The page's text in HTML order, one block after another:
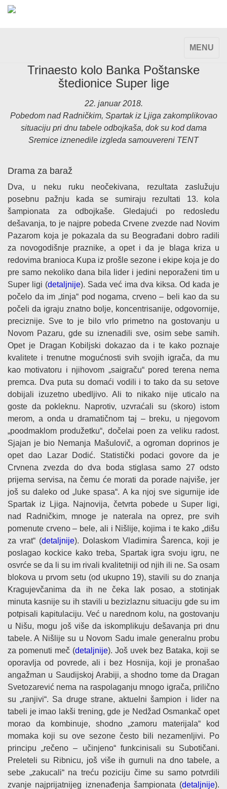
TOGGLE
MENU
Trinaesto kolo Banka Poštanske
štedionice Super lige
22. januar 2018.
Pobedom nad Radničkim, Spartak iz Ljiga zakomplikovao
situaciju pri dnu tabele odbojkaša, dok su kod dama
Sremice iznenedile izgleda samouvereni TENT
Drama za baraž
Dva, u neku ruku neočekivana, rezultata zaslužuju
posebnu pažnju kada se sumiraju rezultati 13. kola
šampionata za odbojkaše. Gledajući po redosledu
dešavanja, to je najpre pobeda Crvene zvezde nad Novim
Pazarom koja je pokazala da su Beograđani dobro radili
za novogodišnje praznike, a opet i da je blaga kriza u
redovima branioca Kupa iz prošle sezone i ekipe koja je do
pre samo nekoliko dana bila lider i jedini neporaženi tim u
Super ligi (detaljnije). Sada već ima dva kiksa. Od kada je
počelo da im „tinja“ pod nogama, crveno – beli kao da su
počeli da igraju znatno bolje, koncentrisanije, odgovornije,
preciznije. Sve to je bilo vrlo primetno na gostovanju u
Novom Pazaru, gde su iznenadili sve, osim sebe samih.
Opet je Dragan Kobiljski dokazao da i te kako poznaje
kvalitete i trenutne mogućnosti svih svojih igrača, da mu
kao motivatoru i njihovom „saigraču“ pored terena nema
premca. Dva puta su domaći vodili i to tako da su setove
dobijali izuzetno ubedljivo. Ali to nikako nije uticalo na
goste da pokleknu. Naprotiv, uzvraćali su (skoro) istom
merom, a onda u dramatičnom taj – breku, u njegovom
„poodmaklom produžetku“, dočelai poen za veliku radost.
Sjajan je bio Nemanja Mašulovič, a ogroman doprinos je
opet dao Lazar Dodić. Statistički podaci govore da je
Crvnena zvezda do dva boda stiglasa samo 27 odsto
prijema servisa, na čemu će morati da porade najviše, jer
još su daleko od „luke spasa“. A ka njoj sve sigurnije ide
Spartak iz Ljiga. Najnovija, četvrta pobede u Super ligi,
nad Radničkim, mnoge je naterala na oprez, pre svih
pomenute crveno – bele, ali i Nišlije, kojima i te kako „dišu
za vrat“ (detaljnije). Dolaskom Vladimira Šarenca, koji je
poslagao kockice kako treba, Spartak igra svoju igru, ne
osvrće se da li su im rivali kvalitetniji od njih ili ne. Sa osam
blokova u prvom setu (od ukupno 19), stavili su do znanja
Kragujevčanima da ih ne čeka lak posao, a stotinjak
minuta kasnije su ih stavili u bezizlaznu situaciju gde su im
potpisali kapitulaciju. Već u narednom kolu, na gostovanju
u Nišu, mogu još više da iskomplikuju dešavanja pri dnu
tabele. A Nišlije su u Novom Sadu imale generalnu probu
za pomenuti meč (detaljnije). Još uvek bez Bataka, koji se
oporavlja od povrede, ali i bez Hosnija, koji je pronašao
angažman u Saudijskoj Arabiji, a shodno tome da Dragan
Svetozarević nema na raspolaganju mnogo igrača, prilično
su „ranjivi“. Sa druge strane, aktuelni šampion i lider na
tabeli je imao lakši trening, gde je Nedžad Osmankač opet
morao da kombinuje, shodno „zamoru materijala“ kod
momaka koji su ove sezone često bili nezamenljivi. Po
principu „rečeno – učinjeno“ funkcinisali su Subotičani.
Preleteli su Ribnicu, još više ih gurnuli na dno tabele, a
sebe „zakucali“ na treću poziciju čime su samo potvrdili
zvanje najprijatnijeg iznenađenja šampionata (detaljnije).